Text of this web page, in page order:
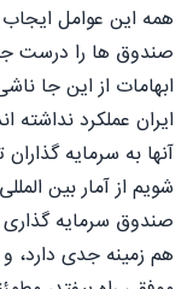
همه این عوامل
صندوق ها را درست
ابهامات از این جا
ایران عملکرد
آنها به سرمایه
شویم از آمار بین
صندوق سرمایه
هم زمینه جدی دارد،